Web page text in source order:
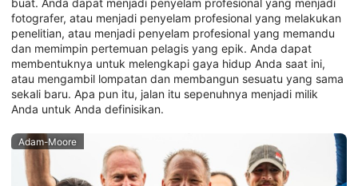
buat. Anda dapat menjadi penyelam profesional yang menjadi
fotografer, atau menjadi penyelam profesional yang melakukan
penelitian, atau menjadi penyelam profesional yang memandu
dan memimpin pertemuan pelagis yang epik. Anda dapat
membentuknya untuk melengkapi gaya hidup Anda saat ini,
atau mengambil lompatan dan membangun sesuatu yang sama
sekali baru. Apa pun itu, jalan itu sepenuhnya menjadi milik
Anda untuk Anda definisikan.
Adam-Moore